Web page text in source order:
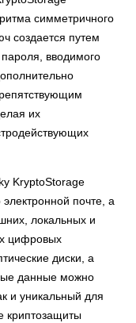
симметричного
создается путем
вводимого
их
KryptoStorage
почте, а
локальных и
цифровых
диски, а
данные можно
и уникальный для
криптозащиты